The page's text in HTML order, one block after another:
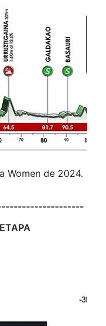
Women de 2024.